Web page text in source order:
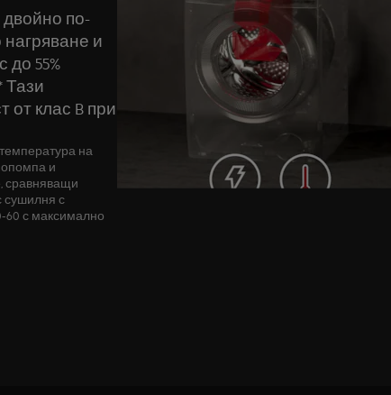
по-
и
до 55%
Тази
от клас B при
на
и
сравняващи
сушилня с
60 с максимално